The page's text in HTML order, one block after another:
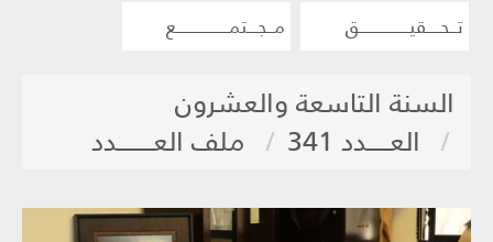
تــحــــقيـــــــــــــــق
مــجـــتمــــــــــــــــع
السنة التاسعة والعشرون
العـــــدد 341
ملف العــــــــدد